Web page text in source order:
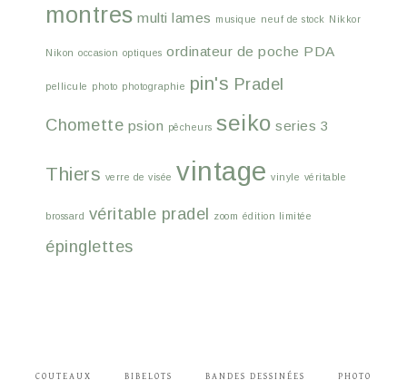
montres multi lames musique neuf de stock Nikkor
Nikon occasion optiques ordinateur de poche PDA
pellicule photo photographie pin's Pradel
Chomette psion pêcheurs seiko series 3
Thiers verre de visée vintage vinyle véritable
brossard véritable pradel zoom édition limitée
épinglettes
COUTEAUX BIBELOTS BANDES DESSINÉES PHOTO